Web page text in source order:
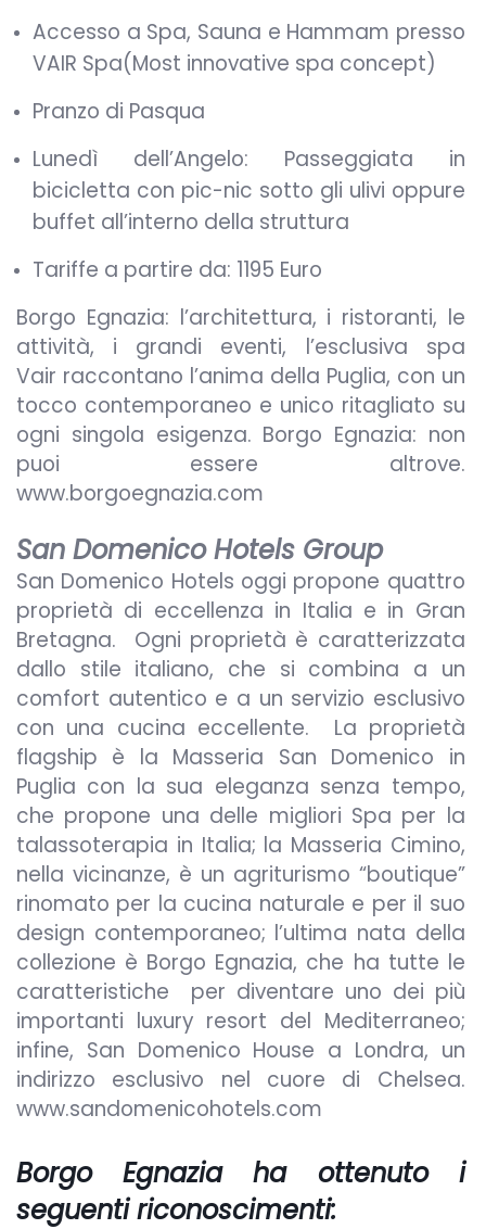
Accesso a Spa, Sauna e Hammam presso
VAIR Spa(Most innovative spa concept)
Pranzo di Pasqua
Lunedì dell’Angelo: Passeggiata in
bicicletta con pic-nic sotto gli ulivi oppure
buffet all’interno della struttura
Tariffe a partire da: 1195 Euro
Borgo Egnazia: l’architettura, i ristoranti, le
attività, i grandi eventi, l’esclusiva spa
Vair raccontano l’anima della Puglia, con un
tocco contemporaneo e unico ritagliato su
ogni singola esigenza. Borgo Egnazia: non
puoi essere altrove.
www.borgoegnazia.com
San Domenico Hotels Group
San Domenico Hotels oggi propone quattro
proprietà di eccellenza in Italia e in Gran
Bretagna. Ogni proprietà è caratterizzata
dallo stile italiano, che si combina a un
comfort autentico e a un servizio esclusivo
con una cucina eccellente. La proprietà
flagship è la Masseria San Domenico in
Puglia con la sua eleganza senza tempo,
che propone una delle migliori Spa per la
talassoterapia in Italia; la Masseria Cimino,
nella vicinanze, è un agriturismo “boutique”
rinomato per la cucina naturale e per il suo
design contemporaneo; l’ultima nata della
collezione è Borgo Egnazia, che ha tutte le
caratteristiche per diventare uno dei più
importanti luxury resort del Mediterraneo;
infine, San Domenico House a Londra, un
indirizzo esclusivo nel cuore di Chelsea.
www.sandomenicohotels.com
Borgo Egnazia ha ottenuto i
seguenti riconoscimenti: